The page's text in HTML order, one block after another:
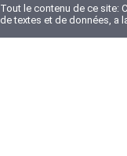
Tout le contenu de ce site:
de textes et de données, a